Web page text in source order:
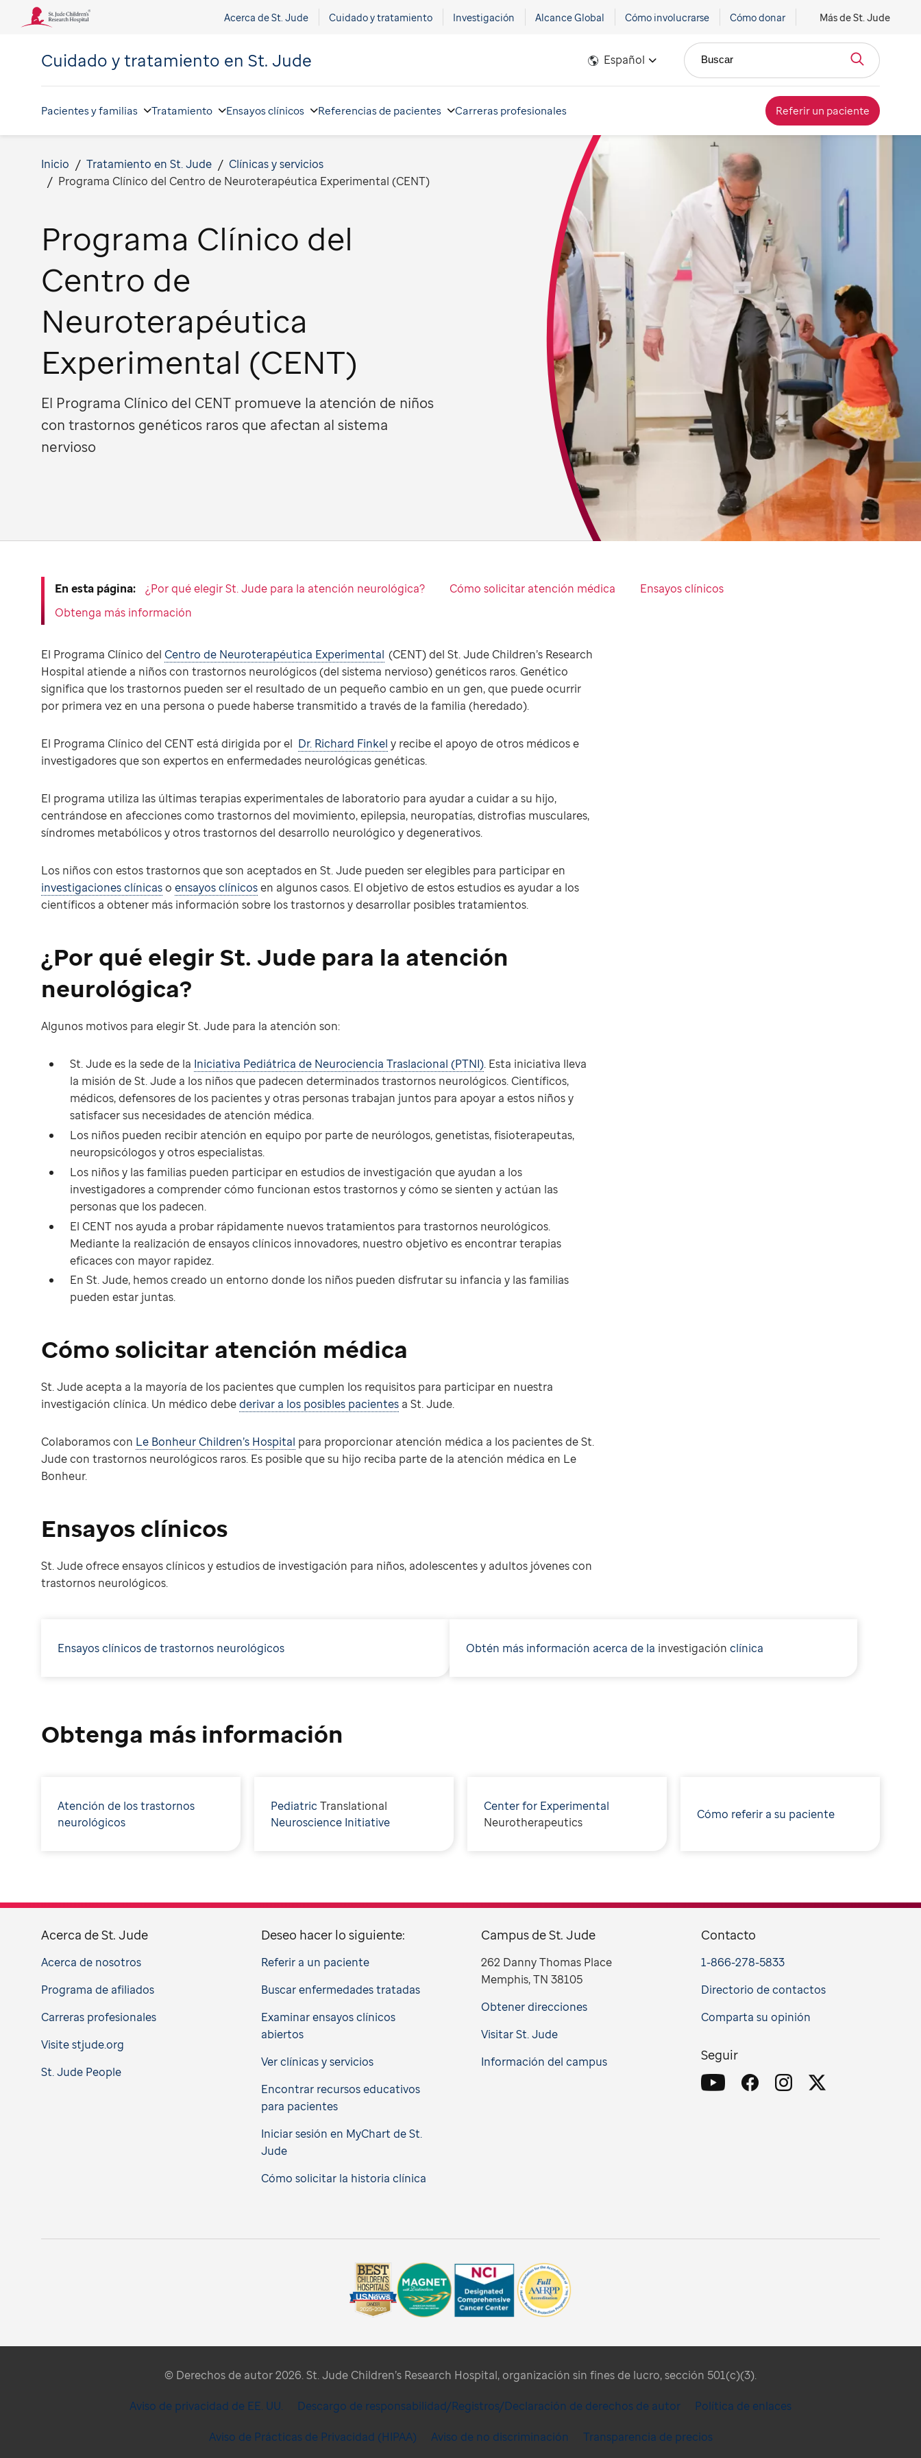
Acerca de St. Jude Cuidado y tratamiento Investigación Alcance Global Cómo involucrarse Cómo donar Más de St. Jude
Cuidado y tratamiento en St. Jude Español Buscar
Pacientes y familias Tratamiento Ensayos clínicos Referencias de pacientes Carreras profesionales Referir un paciente
Inicio Tratamiento en St. Jude
Clínicas y servicios
Programa Clínico del Centro de Neuroterapéutica Experimental (CENT)
Programa Clínico del
Centro de
Neuroterapéutica
Experimental (CENT)
El Programa Clínico del CENT promueve la atención de niños
con trastornos genéticos raros que afectan al sistema
nervioso
En esta página: ¿Por qué elegir St. Jude para la atención neurológica? Cómo solicitar atención médica
Ensayos clínicos
Obtenga más información
El Programa Clínico del Centro de Neuroterapéutica Experimental (CENT) del St. Jude Children’s Research
Hospital atiende a niños con trastornos neurológicos (del sistema nervioso) genéticos raros. Genético
significa que los trastornos pueden ser el resultado de un pequeño cambio en un gen, que puede ocurrir
por primera vez en una persona o puede haberse transmitido a través de la familia (heredado).
El Programa Clínico del CENT está dirigida por el Dr. Richard Finkel y recibe el apoyo de otros médicos e
investigadores que son expertos en enfermedades neurológicas genéticas.
El programa utiliza las últimas terapias experimentales de laboratorio para ayudar a cuidar a su hijo,
centrándose en afecciones como trastornos del movimiento, epilepsia, neuropatías, distrofias musculares,
síndromes metabólicos y otros trastornos del desarrollo neurológico y degenerativos.
Los niños con estos trastornos que son aceptados en St. Jude pueden ser elegibles para participar en
investigaciones clínicaso ensayos clínicosen algunos casos. El objetivo de estos estudios es ayudar a los
científicos a obtener más información sobre los trastornos y desarrollar posibles tratamientos.
¿Por qué elegir St. Jude para la atención
neurológica?
Algunos motivos para elegir St. Jude para la atención son:
St. Jude es la sede de la Iniciativa Pediátrica de Neurociencia Traslacional (PTNI). Esta iniciativa lleva
la misión de St. Jude a los niños que padecen determinados trastornos neurológicos. Científicos,
médicos, defensores de los pacientes y otras personas trabajan juntos para apoyar a estos niños y
satisfacer sus necesidades de atención médica.
Los niños pueden recibir atención en equipo por parte de neurólogos, genetistas, fisioterapeutas,
neuropsicólogos y otros especialistas.
Los niños y las familias pueden participar en estudios de investigación que ayudan a los
investigadores a comprender cómo funcionan estos trastornos y cómo se sienten y actúan las
personas que los padecen.
El CENT nos ayuda a probar rápidamente nuevos tratamientos para trastornos neurológicos.
Mediante la realización de ensayos clínicos innovadores, nuestro objetivo es encontrar terapias
eficaces con mayor rapidez.
En St. Jude, hemos creado un entorno donde los niños pueden disfrutar su infancia y las familias
pueden estar juntas.
Cómo solicitar atención médica
St. Jude acepta a la mayoría de los pacientes que cumplen los requisitos para participar en nuestra
investigación clínica. Un médico debederivar a los posibles pacientes a St. Jude.
Colaboramos con Le Bonheur Children’s Hospital para proporcionar atención médica a los pacientes de St.
Jude con trastornos neurológicos raros. Es posible que su hijo reciba parte de la atención médica en Le
Bonheur.
Ensayos clínicos
St. Jude ofrece ensayos clínicos y estudios de investigación para niños, adolescentes y adultos jóvenes con
trastornos neurológicos.
Ensayos clínicos de trastornos neurológicos Obtén más información acerca de la investigación clínica
Obtenga más información
Atención de los trastornos
neurológicos
Pediatric Translational
Neuroscience Initiative
Center for Experimental
Neurotherapeutics
Cómo referir a su paciente
Acerca de St. Jude
Acerca de nosotros
Programa de afiliados
Carreras profesionales
Visite stjude.org
St. Jude People
Deseo hacer lo siguiente:
Referir a un paciente
Buscar enfermedades tratadas
Examinar ensayos clínicos
abiertos
Ver clínicas y servicios
Encontrar recursos educativos
para pacientes
Iniciar sesión en MyChart de St.
Jude
Cómo solicitar la historia clínica
Campus de St. Jude
262 Danny Thomas Place
Memphis, TN 38105
Obtener direcciones
Visitar St. Jude
Información del campus
Contacto
1-866-278-5833
Directorio de contactos
Comparta su opinión
Seguir
© Derechos de autor 2026. St. Jude Children’s Research Hospital, organización sin fines de lucro, sección 501(c)(3).
Aviso de privacidad de EE. UU. Descargo de responsabilidad/Registros/Declaración de derechos de autor Política de enlaces
Aviso de Prácticas de Privacidad (HIPAA) Aviso de no discriminación Transparencia de precios